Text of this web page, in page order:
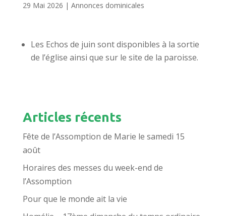
29 Mai 2026 | Annonces dominicales
Les Echos de juin sont disponibles à la sortie
de l’église ainsi que sur le site de la paroisse.
Articles récents
Fête de l’Assomption de Marie le samedi 15
août
Horaires des messes du week-end de
l’Assomption
Pour que le monde ait la vie